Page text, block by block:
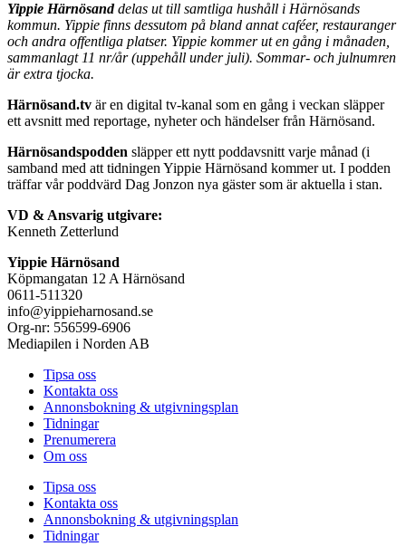
Yippie Härnösanddelas ut till samtliga hushåll i Härnösands
kommun. Yippie finns dessutom på bland annat caféer, restauranger
och andra offentliga platser. Yippie kommer ut en gång i månaden,
sammanlagt 11 nr/år (uppehåll under juli). Sommar- och julnumren
är extra tjocka.
Härnösand.tv är en digital tv-kanal som en gång i veckan släpper
ett avsnitt med reportage, nyheter och händelser från Härnösand.
Härnösandspodden släpper ett nytt poddavsnitt varje månad (i
samband med att tidningen Yippie Härnösand kommer ut. I podden
träffar vår poddvärd Dag Jonzon nya gäster som är aktuella i stan.
VD & Ansvarig utgivare:
Kenneth Zetterlund
Yippie Härnösand
Köpmangatan 12 A Härnösand
0611-511320
info@yippieharnosand.se
Org-nr: 556599-6906
Mediapilen i Norden AB
Tipsa oss
Kontakta oss
Annonsbokning & utgivningsplan
Tidningar
Prenumerera
Om oss
Tipsa oss
Kontakta oss
Annonsbokning & utgivningsplan
Tidningar